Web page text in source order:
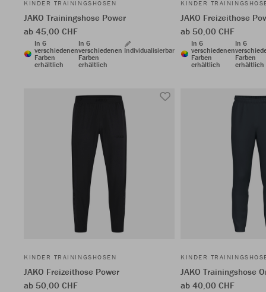
KINDER TRAININGSHOSEN
JAKO Trainingshose Power
ab 45,00 CHF
In 6
verschiedenen
Farben
erhältlich
In 6
verschiedenen
Farben
erhältlich
Individualisierbar
KINDER
JAKO Freizeithose
ab 50,00 CHF
In 6
verschiedenen
Farben
erhältlich
In 6
Farben
erhältlich
KINDER TRAININGSHOSEN
JAKO Freizeithose Power
ab 50,00 CHF
KINDER
JAKO Trainingshose
ab 40,00 CHF